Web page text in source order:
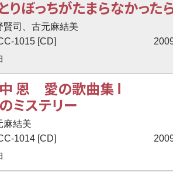
りぼっちがたまらなかった
賢司、古元麻結美
1015 [CD]
恩 愛の歌曲集 Ⅰ
ミステリー
麻結美
1014 [CD]